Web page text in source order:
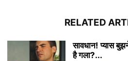
RELATED
सावधान! प्यास
है गला?...